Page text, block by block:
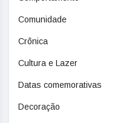
Comunidade
Crônica
Cultura e Lazer
Datas comemorativas
Decoração